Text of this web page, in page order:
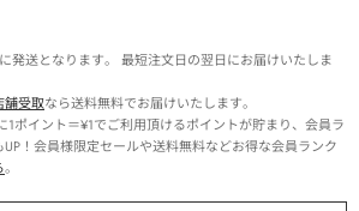
発送となります。 最短注文日の翌日にお届けいたしま
舗受取なら送料無料でお届けいたします。
1ポイント＝¥1でご利用頂けるポイントが貯まり、会員ラ
！会員様限定セールや送料無料などお得な会員ランク
。